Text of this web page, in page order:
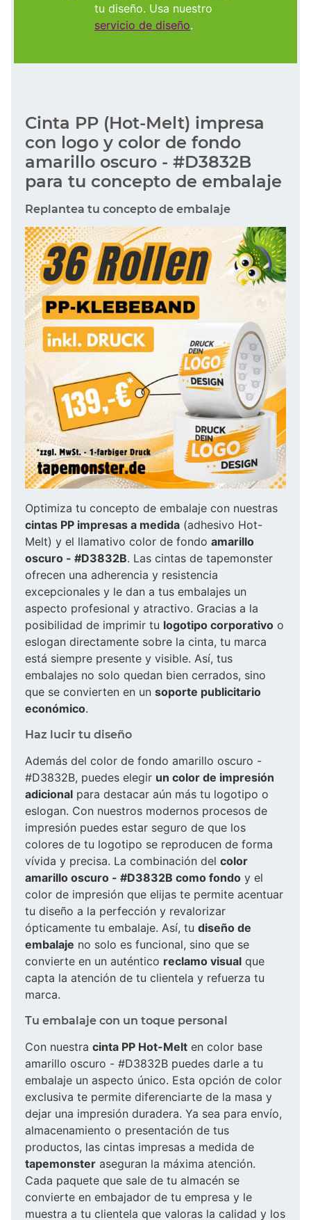
tu diseño. Usa nuestro
servicio de diseño.
Cinta PP (Hot-Melt) impresa
con logo y color de fondo
amarillo oscuro - #D3832B
para tu concepto de embalaje
Replantea tu concepto de embalaje
Optimiza tu concepto de embalaje con nuestras
cintas PP impresas a medida (adhesivo Hot-
Melt) y el llamativo color de fondo amarillo
oscuro - #D3832B. Las cintas de tapemonster
ofrecen una adherencia y resistencia
excepcionales y le dan a tus embalajes un
aspecto profesional y atractivo. Gracias a la
posibilidad de imprimir tu logotipo corporativo o
eslogan directamente sobre la cinta, tu marca
está siempre presente y visible. Así, tus
embalajes no solo quedan bien cerrados, sino
que se convierten en un soporte publicitario
económico.
Haz lucir tu diseño
Además del color de fondo amarillo oscuro -
#D3832B, puedes elegir un color de impresión
adicional para destacar aún más tu logotipo o
eslogan. Con nuestros modernos procesos de
impresión puedes estar seguro de que los
colores de tu logotipo se reproducen de forma
vívida y precisa. La combinación del color
amarillo oscuro - #D3832B como fondo y el
color de impresión que elijas te permite acentuar
tu diseño a la perfección y revalorizar
ópticamente tu embalaje. Así, tu diseño de
embalaje no solo es funcional, sino que se
convierte en un auténtico reclamo visual que
capta la atención de tu clientela y refuerza tu
marca.
Tu embalaje con un toque personal
Con nuestra cinta PP Hot-Melt en color base
amarillo oscuro - #D3832B puedes darle a tu
embalaje un aspecto único. Esta opción de color
exclusiva te permite diferenciarte de la masa y
dejar una impresión duradera. Ya sea para envío,
almacenamiento o presentación de tus
productos, las cintas impresas a medida de
tapemonster aseguran la máxima atención.
Cada paquete que sale de tu almacén se
convierte en embajador de tu empresa y le
muestra a tu clientela que valoras la calidad y los